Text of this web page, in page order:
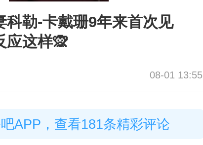
科勒-卡戴珊9年来首次见
应这样🙊
08-01 13:55
APP，查看181条精彩评论